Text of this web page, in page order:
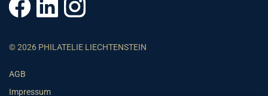
© 2026 PHILATELIE LIECHTENSTEIN
AGB
Impressum